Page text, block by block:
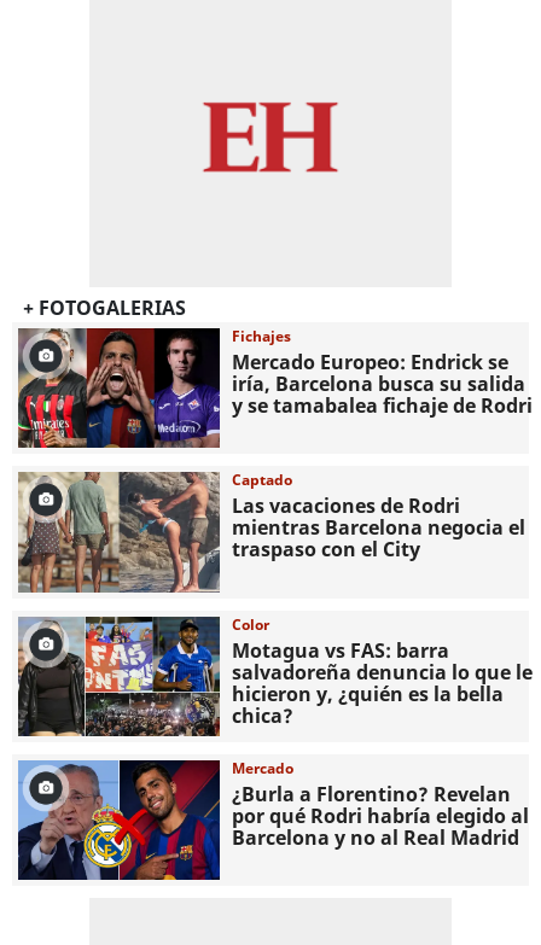
+ FOTOGALERIAS
Fichajes
Mercado Europeo: Endrick se
iría, Barcelona busca su salida
y se tamabalea fichaje de Rodri
Captado
Las vacaciones de Rodri
mientras Barcelona negocia el
traspaso con el City
Color
Motagua vs FAS: barra
salvadoreña denuncia lo que le
hicieron y, ¿quién es la bella
chica?
Mercado
¿Burla a Florentino? Revelan
por qué Rodri habría elegido al
Barcelona y no al Real Madrid